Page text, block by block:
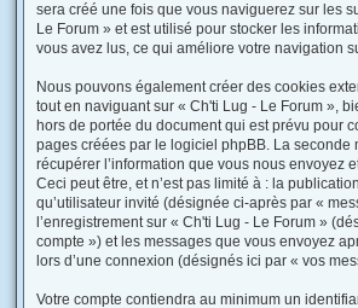
sera créé une fois que vous naviguerez sur les
Le Forum » et est utilisé pour stocker les
vous avez lus, ce qui améliore votre navigation
Nous pouvons également créer des cookies
tout en naviguant sur « Ch'ti Lug - Le Forum »,
hors de portée du document qui est prévu pour
pages créées par le logiciel phpBB. La seconde
récupérer l’information que vous nous envoyez
Ceci peut être, et n’est pas limité à : la
qu’utilisateur invité (désignée ci-après par «
l’enregistrement sur « Ch'ti Lug - Le Forum »
compte ») et les messages que vous envoyez
lors d’une connexion (désignés ici par « vos
Votre compte contiendra au minimum un